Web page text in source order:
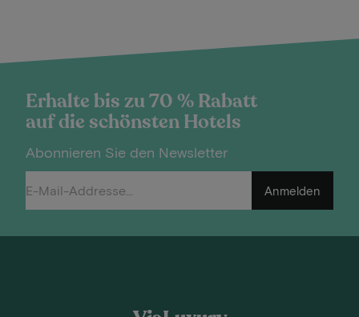
Erhalte bis zu 70 % Rabatt
auf die schönsten Hotels
Abonnieren Sie den Newsletter
Anmelden